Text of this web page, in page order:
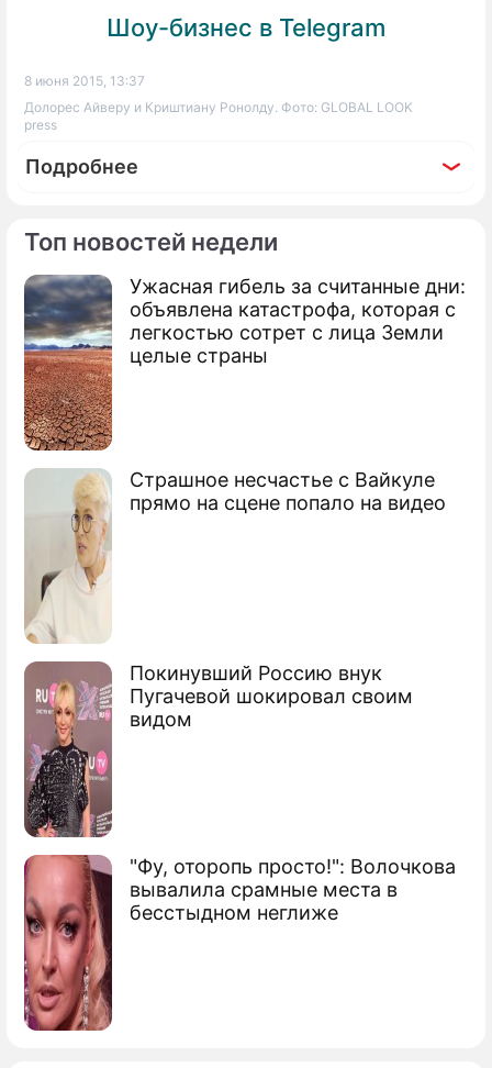
Топ новостей недели
Ужасная гибель за считанные дни:
объявлена катастрофа, которая с
легкостью сотрет с лица Земли
целые страны
Страшное несчастье с Вайкуле
прямо на сцене попало на видео
Покинувший Россию внук
Пугачевой шокировал своим
видом
"Фу, оторопь просто!": Волочкова
вывалила срамные места в
бесстыдном неглиже
Шоу-бизнес в Telegram
8 июня 2015, 13:37
Долорес Айверу и Криштиану Ронолду. Фото: GLOBAL LOOK
press
Подробнее
По теме
Продолжение: Капелло
оценил молодых футболистов
Ирина Шейк оказалась любовницей
Блаттера
Роналду изменял Шейк со звездой
Playboy
Роналду справил нужду на чужой
Mercedes (фото)
Роналду развлекся с мощным негром
на яхте
Сюжеты
Футбол